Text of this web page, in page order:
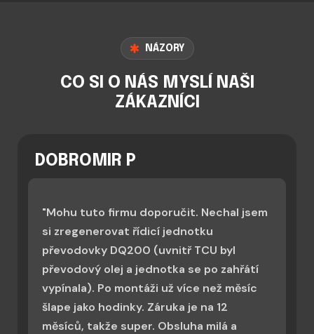
NÁZORY
CO SI O NÁS MYSLÍ NAŠI
ZÁKAZNÍCI
DOBROMIR P
"Mohu tuto firmu doporučit. Nechal jsem
si zregenerovat řídicí jednotku
převodovky DQ200 (uvnitř TCU byl
převodový olej a jednotka se po zahřátí
vypínala). Po montáži už více než měsíc
šlape jako hodinky. Záruka je na 12
měsíců, takže super. Obsluha milá a